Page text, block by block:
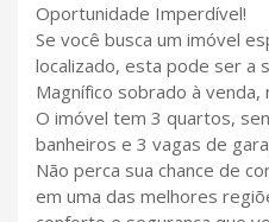
Oportunidade Imperdível!
Se você busca um imóvel
localizado, esta pode ser a
Magnífico sobrado à venda,
O imóvel tem 3 quartos,
banheiros e 3 vagas de
Não perca sua chance de
em uma das melhores